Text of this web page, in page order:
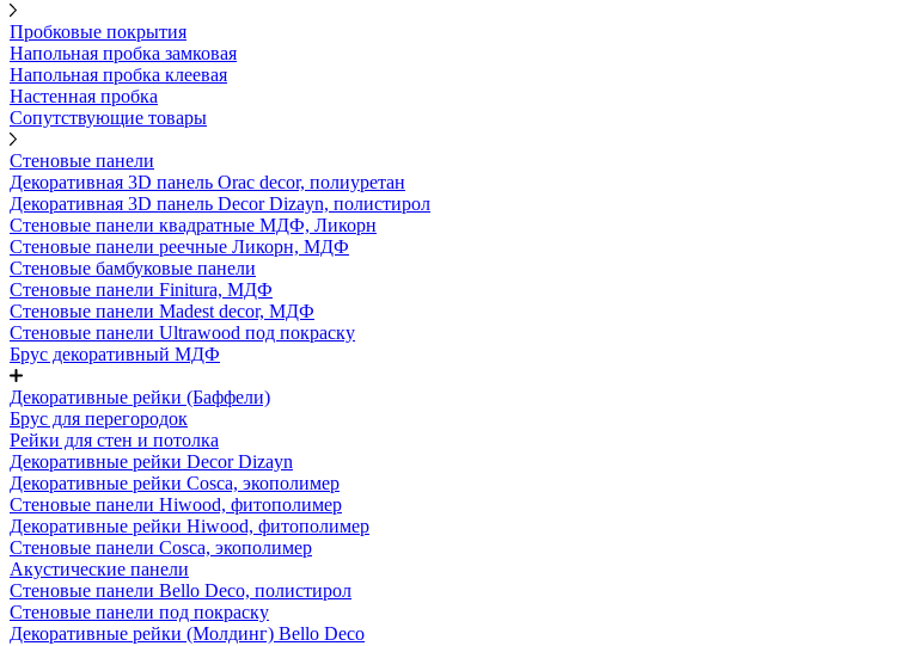
Пробковые покрытия
Напольная пробка замковая
Напольная пробка клеевая
Настенная пробка
Сопутствующие товары
Стеновые панели
Декоративная 3D панель Orac decor, полиуретан
Декоративная 3D панель Decor Dizayn, полистирол
Стеновые панели квадратные МДФ, Ликорн
Стеновые панели реечные Ликорн, МДФ
Стеновые бамбуковые панели
Стеновые панели Finitura, МДФ
Стеновые панели Madest decor, МДФ
Стеновые панели Ultrawood под покраску
Брус декоративный МДФ
Декоративные рейки (Баффели)
Брус для перегородок
Рейки для стен и потолка
Декоративные рейки Decor Dizayn
Декоративные рейки Cosca, экополимер
Стеновые панели Hiwood, фитополимер
Декоративные рейки Hiwood, фитополимер
Стеновые панели Cosca, экополимер
Акустические панели
Стеновые панели Bello Deco, полистирол
Стеновые панели под покраску
Декоративные рейки (Молдинг) Bello Deco